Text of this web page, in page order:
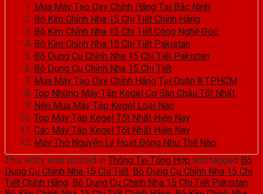
Mua Máy Tạo Oxy Chính Hãng Tại Bắc Ninh
Bộ Kìm Chỉnh Nha 15 Chi Tiết Chính Hãng
Bộ Kìm Chỉnh Nha 15 Chi Tiết Công Nghệ Đức
Bộ Kìm Chỉnh Nha 15 Chi Tiết Pakistan
Bộ Dụng Cụ Chỉnh Nha 15 Chi Tiết Pakistan
Bộ Dụng Cụ Chỉnh Nha 15 Chi Tiết
Mua Máy Tạo Oxy Chính Hãng Tại Quận 8 TPHCM
Top Những Máy Tập Kegel Cơ Sàn Chậu Tốt Nhất
Nên Mua Máy Tập Kegel Loại Nào
Top Máy Tập Kegel Tốt Nhất Hiện Nay
Các Máy Tập Kegel Tốt Nhất Hiện Nay
Máy Thở Nguyên Lý Hoạt Động Như Thế Nào
This entry was posted in Thông Tin Tổng Hợp and tagged Bộ
Dụng Cụ Chỉnh Nha 15 Chi Tiết, Bộ Dụng Cụ Chỉnh Nha 15 Chi
Tiết Chính Hãng, Bộ Dụng Cụ Chỉnh Nha 15 Chi Tiết Pakistan,